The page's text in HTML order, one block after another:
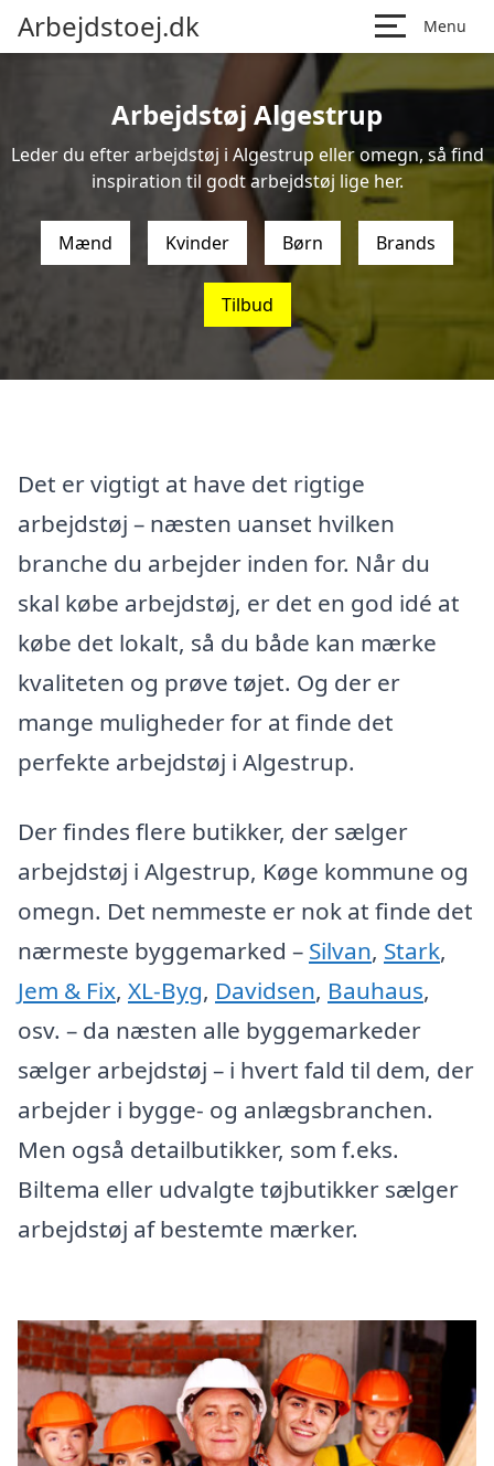
Arbejdstoej.dk Menu
Arbejdstøj Algestrup
Leder du efter arbejdstøj i Algestrup eller omegn, så find
inspiration til godt arbejdstøj lige her.
Mænd Kvinder Børn Brands
Tilbud
Det er vigtigt at have det rigtige
arbejdstøj – næsten uanset hvilken
branche du arbejder inden for. Når du
skal købe arbejdstøj, er det en god idé at
købe det lokalt, så du både kan mærke
kvaliteten og prøve tøjet. Og der er
mange muligheder for at finde det
perfekte arbejdstøj i Algestrup.
Der findes flere butikker, der sælger
arbejdstøj i Algestrup, Køge kommune og
omegn. Det nemmeste er nok at finde det
nærmeste byggemarked – Silvan, Stark,
Jem & Fix, XL-Byg, Davidsen, Bauhaus,
osv. – da næsten alle byggemarkeder
sælger arbejdstøj – i hvert fald til dem, der
arbejder i bygge- og anlægsbranchen.
Men også detailbutikker, som f.eks.
Biltema eller udvalgte tøjbutikker sælger
arbejdstøj af bestemte mærker.